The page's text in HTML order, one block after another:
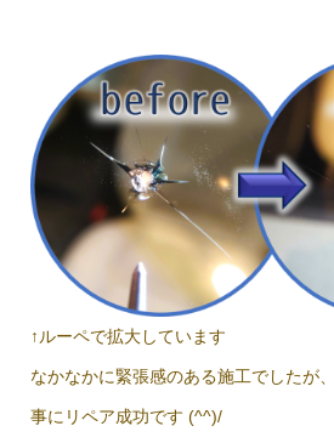
↑ルーペで拡大しています
なかなかに緊張感のある施工でしたが
事にリペア成功です (^^)/